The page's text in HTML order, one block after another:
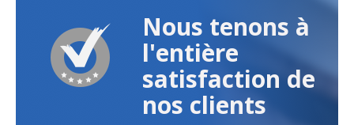
Nous tenons à
l'entière
satisfaction de
nos clients